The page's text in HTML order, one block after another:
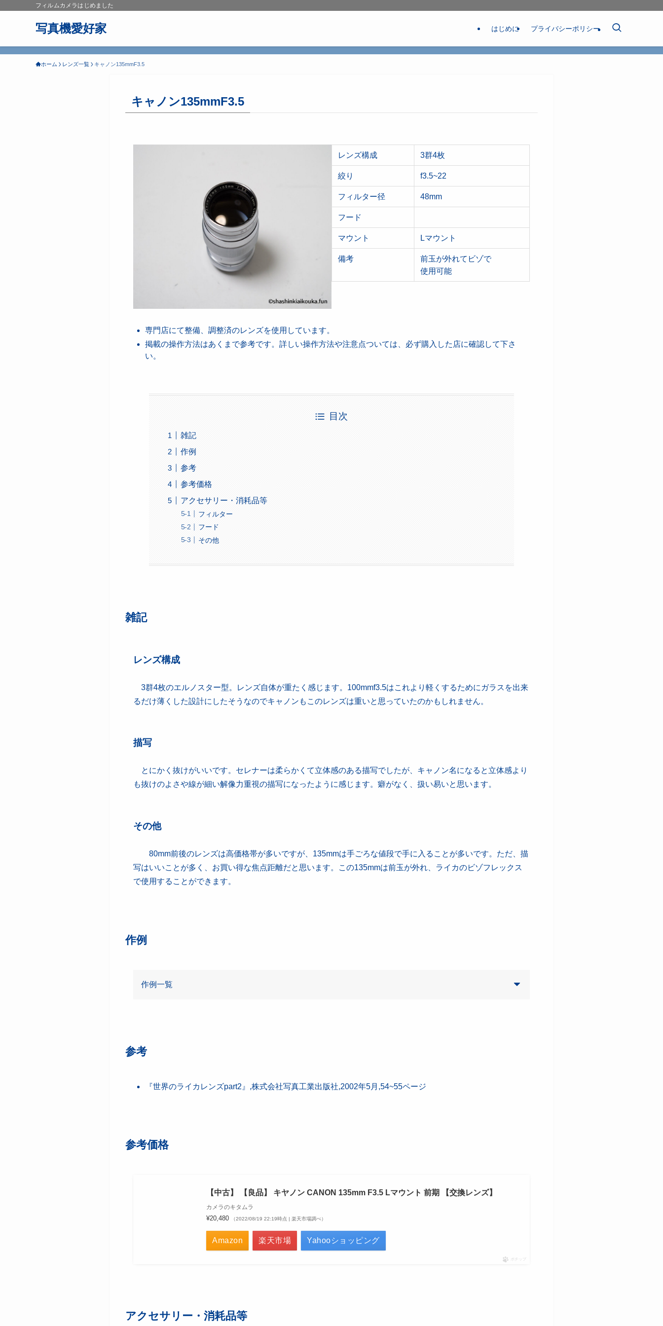
フィルムカメラはじめました
写真機愛好家 はじめに プライバシーポリシー
ホーム レンズ一覧 キャノン135mmF3.5
キャノン135mmF3.5
レンズ構成 3群4枚
絞り f3.5~22
フィルター径 48mm
フード
マウント Lマウント
備考
前玉が外れてビゾで
使用可能
専門店にて整備、調整済のレンズを使用しています。
掲載の操作方法はあくまで参考です。詳しい操作方法や注意点ついては、必ず購入した店に確認して下さ
い。
目次
雑記
作例
参考
参考価格
アクセサリー・消耗品等
フィルター
フード
その他
雑記
レンズ構成
3群4枚のエルノスター型。レンズ自体が重たく感じます。100mmf3.5はこれより軽くするためにガラスを出来
るだけ薄くした設計にしたそうなのでキャノンもこのレンズは重いと思っていたのかもしれません。
描写
とにかく抜けがいいです。セレナーは柔らかくて立体感のある描写でしたが、キャノン名になると立体感より
も抜けのよさや線が細い解像力重視の描写になったように感じます。癖がなく、扱い易いと思います。
その他
80mm前後のレンズは高価格帯が多いですが、135mmは手ごろな値段で手に入ることが多いです。ただ、描
写はいいことが多く、お買い得な焦点距離だと思います。この135mmは前玉が外れ、ライカのビゾフレックス
で使用することができます。
作例
作例一覧
あわせて読みたい
雑記 レンズ紹介 使用感材
あわせて読みたい
非公開: キャノン135mmf3.5(Lマウント)
参考
『世界のライカレンズpart2』,株式会社写真工業出版社,2002年5月,54~55ページ
参考価格
【中古】 【良品】 キヤノン CANON 135mm F3.5 Lマウント 前期 【交換レンズ】
カメラのキタムラ
¥20,480 （2022/08/19 22:19時点 | 楽天市場調べ）
Amazon 楽天市場 Yahooショッピング
ポチップ
アクセサリー・消耗品等